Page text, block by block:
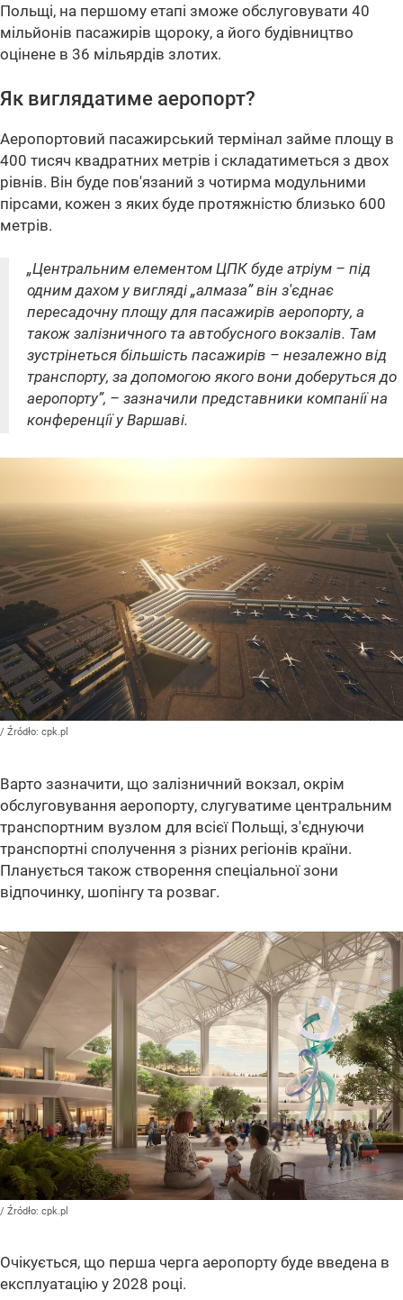
Польщі, на першому етапі зможе обслуговувати 40
мільйонів пасажирів щороку, а його будівництво
оцінене в 36 мільярдів злотих.
Як виглядатиме аеропорт?
Аеропортовий пасажирський термінал займе площу в
400 тисяч квадратних метрів і складатиметься з двох
рівнів. Він буде пов'язаний з чотирма модульними
пірсами, кожен з яких буде протяжністю близько 600
метрів.
„Центральним елементом ЦПК буде атріум – під
одним дахом у вигляді „алмаза” він з'єднає
пересадочну площу для пасажирів аеропорту, а
також залізничного та автобусного вокзалів. Там
зустрінеться більшість пасажирів – незалежно від
транспорту, за допомогою якого вони доберуться до
аеропорту”, – зазначили представники компанії на
конференції у Варшаві.
/ Źródło: cpk.pl
Варто зазначити, що залізничний вокзал, окрім
обслуговування аеропорту, слугуватиме центральним
транспортним вузлом для всієї Польщі, з'єднуючи
транспортні сполучення з різних регіонів країни.
Планується також створення спеціальної зони
відпочинку, шопінгу та розваг.
/ Źródło: cpk.pl
Очікується, що перша черга аеропорту буде введена в
експлуатацію у 2028 році.